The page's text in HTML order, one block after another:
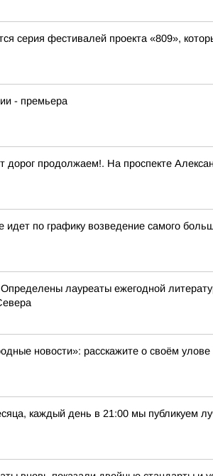
серия фестивалей проекта «809»,
- премьера
дорог продолжаем!. На проспекте
идет по графику возведение самого
лауреаты ежегодной
новости»: расскажите о своём улове
каждый день в 21:00 мы публикуем